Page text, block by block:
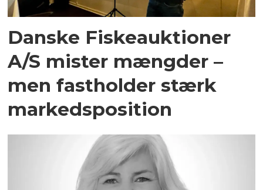
Danske Fiskeauktioner
A/S mister mængder –
men fastholder stærk
markedsposition